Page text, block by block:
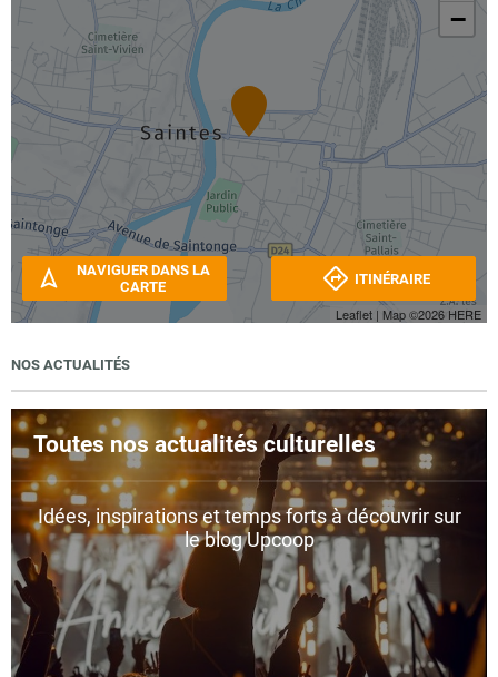
−
Leaflet | Map ©2026 HERE
NAVIGUER DANS LA
CARTE
ITINÉRAIRE
NOS ACTUALITÉS
Toutes nos actualités culturelles
Idées, inspirations et temps forts à découvrir sur
le blog Upcoop